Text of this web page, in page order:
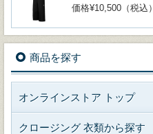
価格¥10,500（税込）
商品を探す
オンラインストア トップ
クロージング 衣類から探す